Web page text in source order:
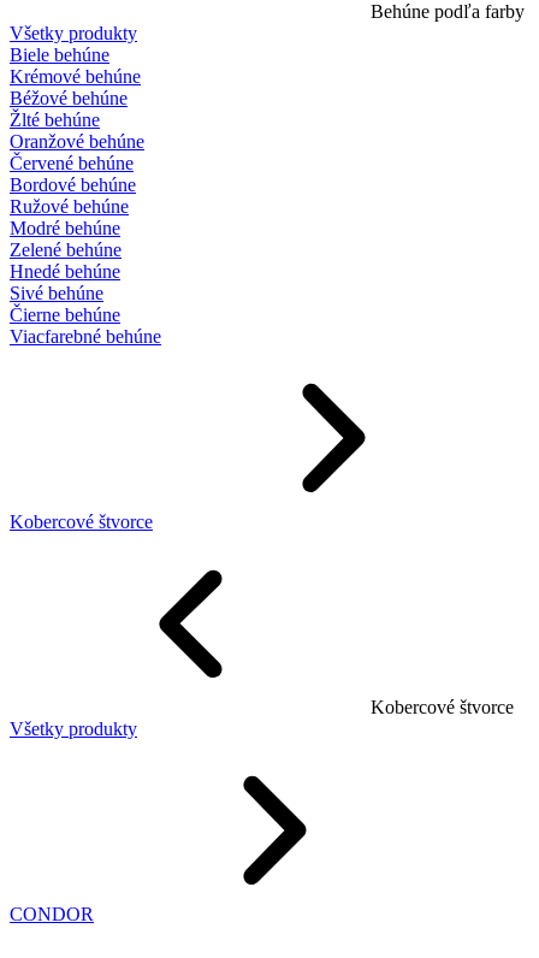
Behúne podľa farby
Všetky produkty
Biele behúne
Krémové behúne
Béžové behúne
Žlté behúne
Oranžové behúne
Červené behúne
Bordové behúne
Ružové behúne
Modré behúne
Zelené behúne
Hnedé behúne
Sivé behúne
Čierne behúne
Viacfarebné behúne
Kobercové štvorce
Kobercové štvorce
Všetky produkty
CONDOR